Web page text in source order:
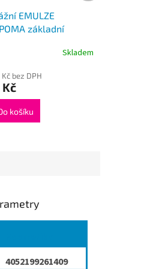
EMULZE
základní
Skladem
Kč bez DPH
košíku
4052199261409